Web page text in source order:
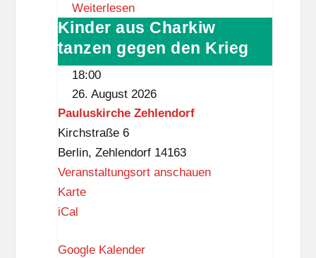
S
t
e
g
i
t
z
Weiterlesen
Kinder
aus
Charkiw
Kinder aus Charkiw
tanzen gegen den Krieg
18:00
26. August 2026
Pauluskirche Zehlendorf
Kirchstraße 6
Berlin, Zehlendorf 14163
Veranstaltungsort anschauen
KarteP
l
iCal
Google Kalender